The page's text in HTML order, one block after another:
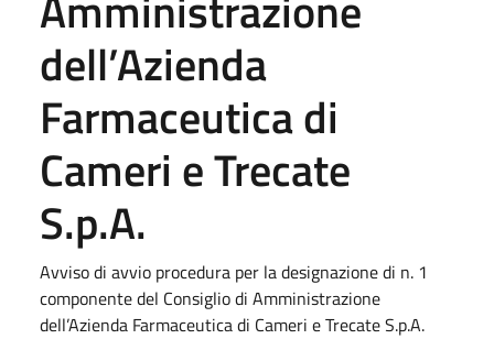
dell’Azienda
Farmaceutica di
Cameri e Trecate
S.p.A.
Avviso di avvio procedura per la designazione di n. 1
componente del Consiglio di Amministrazione
dell’Azienda Farmaceutica di Cameri e Trecate S.p.A.